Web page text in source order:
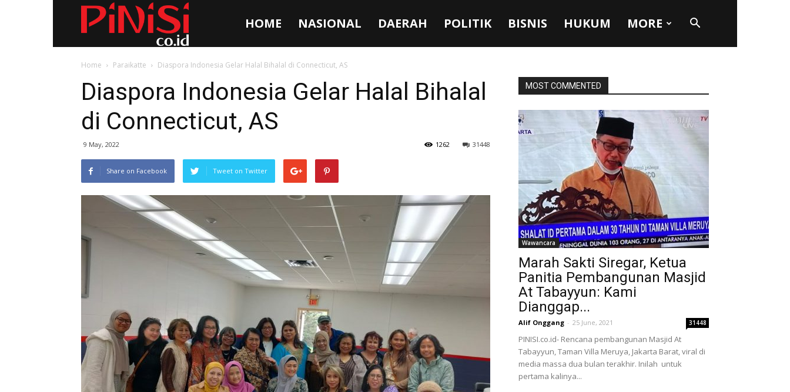
HOME NASIONAL DAERAH POLITIK BISNIS HUKUM MORE
Home Paraikatte Diaspora Indonesia Gelar Halal Bihalal di Connecticut, AS
Diaspora Indonesia Gelar Halal Bihalal
di Connecticut, AS
9 May, 2022 31448
1262
Share on Facebook Tweet on Twitter
MOST COMMENTED
Wawancara
Marah Sakti Siregar, Ketua
Panitia Pembangunan Masjid
At Tabayyun: Kami
Dianggap...
Alif Onggang - 25 June, 2021 31448
PINISI.co.id- Rencana pembangunan Masjid At
Tabayyun, Taman Villa Meruya, Jakarta Barat, viral di
media massa dua bulan terakhir. Inilah untuk
pertama kalinya...